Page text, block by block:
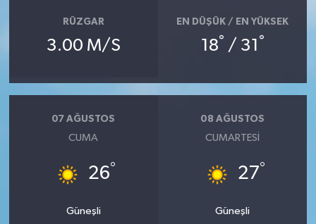
RÜZGAR
3.00 M/S
EN DÜŞÜK / EN YÜKSEK
18° / 31 °
07 AĞUSTOS
CUMA
26°
Güneşli
08 AĞUSTOS
CUMARTESI
27°
Güneşli
AFYON
AYDIN
İZMİR